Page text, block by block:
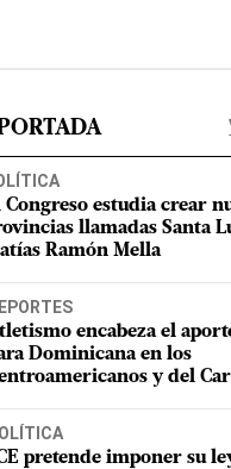
Congreso estudia crear
llamadas Santa
Ramón Mella
encabeza el
Dominicana en los
y del
pretende imponer su